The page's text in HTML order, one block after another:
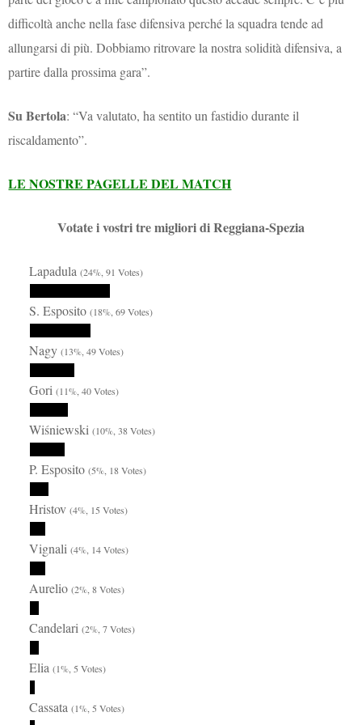
difficoltà anche nella fase difensiva perché la squadra tende ad
allungarsi di più. Dobbiamo ritrovare la nostra solidità difensiva, a
partire dalla prossima gara”.
Su Bertola: “Va valutato, ha sentito un fastidio durante il
riscaldamento”.
LE NOSTRE PAGELLE DEL MATCH
Votate i vostri tre migliori di Reggiana-Spezia
Lapadula(24%, 91 Votes)
S. Esposito(18%, 69 Votes)
Nagy(13%, 49 Votes)
Gori(11%, 40 Votes)
Wiśniewski(10%, 38 Votes)
P. Esposito(5%, 18 Votes)
Hristov(4%, 15 Votes)
Vignali(4%, 14 Votes)
Aurelio(2%, 8 Votes)
Candelari(2%, 7 Votes)
Elia(1%, 5 Votes)
Cassata(1%, 5 Votes)